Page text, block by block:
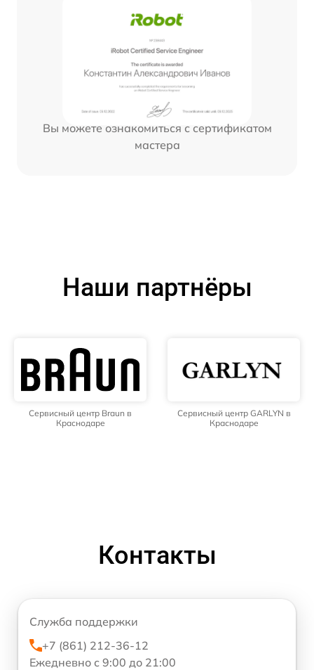
Вы можете ознакомиться с сертификатом
мастера
Наши партнёры
Сервисный центр Braun в
Краснодаре
Сервисный центр GARLYN в
Краснодаре
Контакты
Служба поддержки
+7 (861) 212-36-12
Ежедневно с 9:00 до 21:00